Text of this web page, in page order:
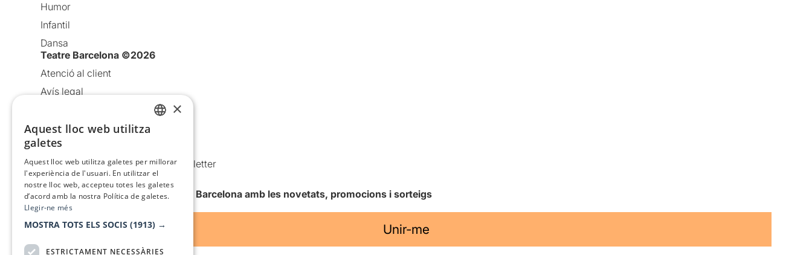
Humor
Infantil
Dansa
Teatre Barcelona ©2026
Atenció al client
Avís legal
Política de cookies
Condicions d’ús
Comunicacions comercials i Newsletter
Anuncia’t
Vull rebre la newsletter de Teatre Barcelona amb les novetats, promocions i sorteigs
Unir-me
×
Aquest lloc web utilitza
galetes
Aquest lloc web utilitza galetes per millorar
l'experiència de l'usuari. En utilitzar el
nostre lloc web, accepteu totes les galetes
d’acord amb la nostra Política de galetes.
Llegir-ne més
MOSTRA TOTS ELS SOCIS (1913) →
ESTRICTAMENT NECESSÀRIES